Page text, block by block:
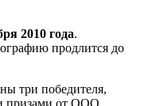
2010 года.
продлится до
три победителя,
призами от ООО